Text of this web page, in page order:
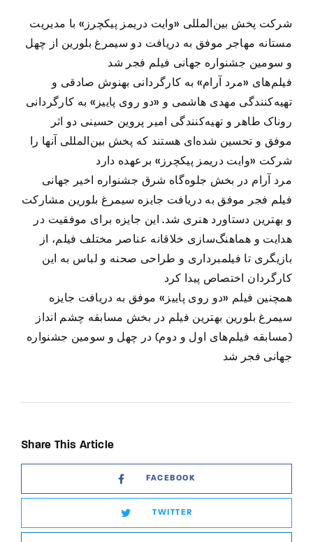
شرکت پخش بین‌المللی «وایت دریمز پیکچرز» با مدیریت
مستانه مهاجر موفق به دریافت دو سیمرغ بلورین از چهل
و سومین جشنواره جهانی فیلم فجر شد
فیلم‌های «مرد آرام» به کارگردانی بهنوش صادقی و
تهیه‌کنندگی مهدی هاشمی و «دو روی پاییز» به کارگردانی
روناک طاهر و تهیه‌کنندگی امیر پروین حسینی دو اثر
موفق و تحسین شده‌ای هستند که پخش بین‌المللی آنها را
شرکت «وایت دریمز پیکچرز» برعهده دارد
مرد آرام در بخش جلوه‌گاه شرق جشنواره اخیر جهانی
فیلم فجر موفق به دریافت جایزه سیمرغ بلورین مشارکت
و بهترین دستاورد هنری شد. این جایزه برای موفقیت در
هدایت و هماهنگ‌سازی خلاقانه عناصر مختلف فیلم، از
بازیگری تا فیلمبرداری و طراحی صحنه و لباس به این
کارگردان اختصاص پیدا کرد
همچنین فیلم «دو روی پاییز» موفق به دریافت جایزه
سیمرغ بلورین بهترین فیلم در بخش مسابقه چشم انداز
(مسابقه فیلم‌های اول و دوم) در چهل و سومین جشنواره
جهانی فجر شد
Share This Article
FACEBOOK
TWITTER